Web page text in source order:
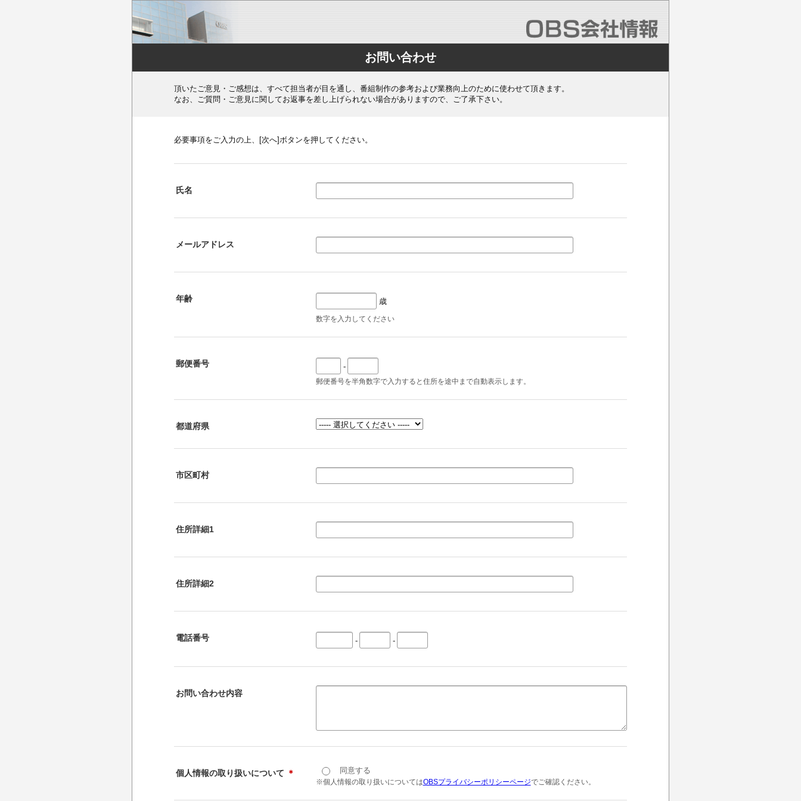
お問い合わせ
頂いたご意見・ご感想は、すべて担当者が目を通し、番組制作の参考および業務向上のために使わせて頂きます。
なお、ご質問・ご意見に関してお返事を差し上げられない場合がありますので、ご了承下さい。
必要事項をご入力の上、[次へ]ボタンを押してください。
氏名
メールアドレス
年齢 歳
数字を入力してください
郵便番号 -
郵便番号を半角数字で入力すると住所を途中まで自動表示します。
都道府県
市区町村
住所詳細1
住所詳細2
電話番号 - -
お問い合わせ内容
個人情報の取り扱いについて ＊ 同意する
※個人情報の取り扱いについてはOBSプライバシーポリシーページでご確認ください。